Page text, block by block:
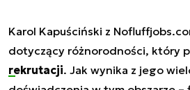
Karol Kapuściński z
dotyczący różnorodności, który
rekrutacji. Jak wynika z jego